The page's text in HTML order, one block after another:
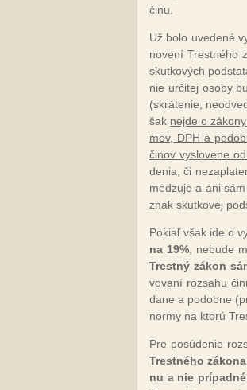
či­nu.
Už bo­lo uve­de­né
no­ve­ní Tres­tné­ho
skut­ko­vých
nie ur­či­tej oso­by
(skrá­te­nie,
šak nej­de o
mov, DPH a
či­nov vy­slo­ve­ne
de­nia, či
me­dzu­je a ani sám
znak skut­ko­vej
Po­kiaľ však ide o
na 19%, ne­bu­de
Trest­ný zá­kon
vo­va­ní roz­sa­hu
da­ne a po­dob­ne
nor­my na kto­rú
Pre po­sú­de­nie
Tres­tné­ho zá­ko­na
nu a nie